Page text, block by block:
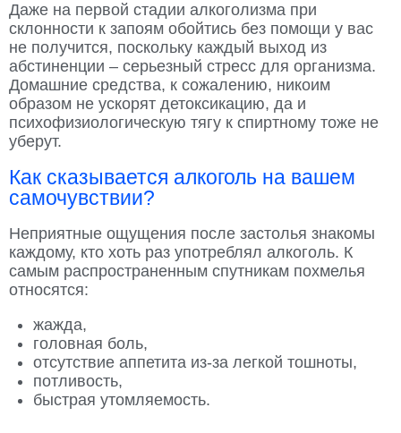
Даже на первой стадии алкоголизма при
склонности к запоям обойтись без помощи у вас
не получится, поскольку каждый выход из
абстиненции – серьезный стресс для организма.
Домашние средства, к сожалению, никоим
образом не ускорят детоксикацию, да и
психофизиологическую тягу к спиртному тоже не
уберут.
Как сказывается алкоголь на вашем
самочувствии?
Неприятные ощущения после застолья знакомы
каждому, кто хоть раз употреблял алкоголь. К
самым распространенным спутникам похмелья
относятся:
жажда,
головная боль,
отсутствие аппетита из-за легкой тошноты,
потливость,
быстрая утомляемость.